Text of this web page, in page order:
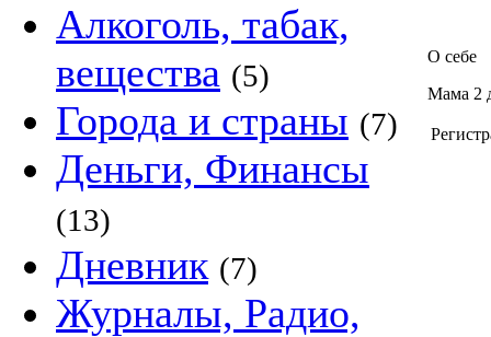
Алкоголь, табак,
вещества (5)
Города и страны (7)
Деньги, Финансы
(13)
Дневник (7)
Журналы, Радио,
О себе
Мама 2